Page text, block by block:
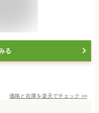
る
価格と在庫を楽天でチェック >>